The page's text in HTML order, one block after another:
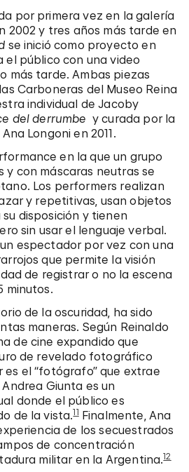
por primera vez en la galería
2002 y tres años más tarde en
se inició como proyecto en
el público con una video
más tarde. Ambas piezas
Carboneras del Museo Reina
individual de Jacoby
del derrumbe y curada por la
Longoni en 2011.
en la que un grupo
y con máscaras neutras se
Los performers realizan
y repetitivas, usan objetos
disposición y tienen
sin usar el lenguaje verbal.
espectador por vez con una
que permite la visión
de registrar o no la escena
minutos.
de la oscuridad, ha sido
maneras. Según Reinaldo
de cine expandido que
de revelado fotográfico
el “fotógrafo” que extrae
Giunta es un
donde el público es
de la vista.11Finalmente, Ana
de los secuestrados
de concentración
militar en la Argentina.12